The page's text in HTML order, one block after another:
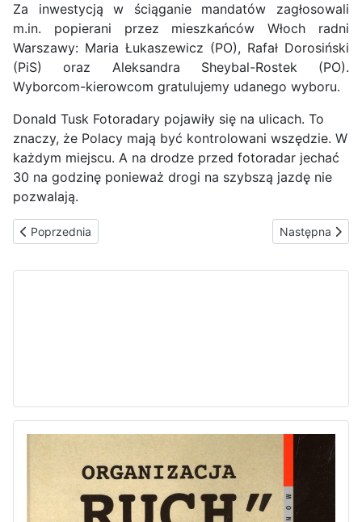
Za inwestycją w ściąganie mandatów zagłosowali
m.in. popierani przez mieszkańców Włoch radni
Warszawy: Maria Łukaszewicz (PO), Rafał Dorosiński
(PiS) oraz Aleksandra Sheybal-Rostek (PO).
Wyborcom-kierowcom gratulujemy udanego wyboru.
Donald Tusk Fotoradary pojawiły się na ulicach. To
znaczy, że Polacy mają być kontrolowani wszędzie. W
każdym miejscu. A na drodze przed fotoradar jechać
30 na godzinę ponieważ drogi na szybszą jazdę nie
pozwalają.
Poprzednia strona: prezent noworoczny
Poprzednia Następna
Następna